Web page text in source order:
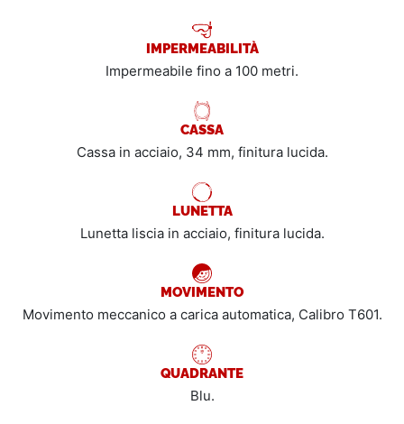
IMPERMEABILITÀ
Impermeabile fino a 100 metri.
CASSA
Cassa in acciaio, 34 mm, finitura lucida.
LUNETTA
Lunetta liscia in acciaio, finitura lucida.
MOVIMENTO
Movimento meccanico a carica automatica, Calibro T601.
QUADRANTE
Blu.